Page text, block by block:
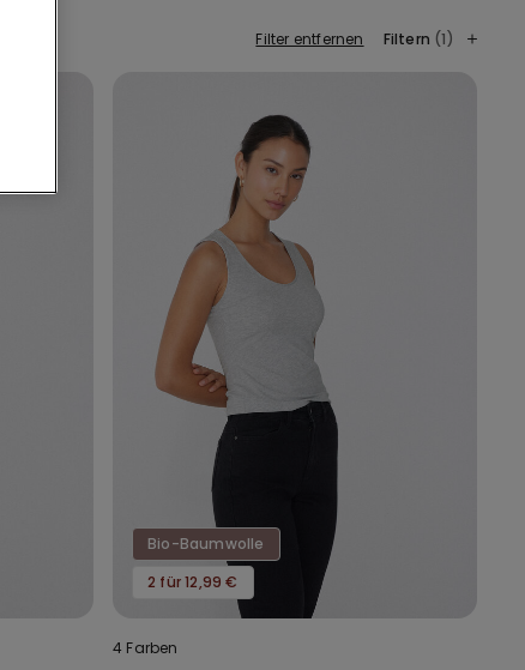
Filter entfernen Filtern (1)
Bio-Baumwolle
2 für 12,99 €
4 Farben